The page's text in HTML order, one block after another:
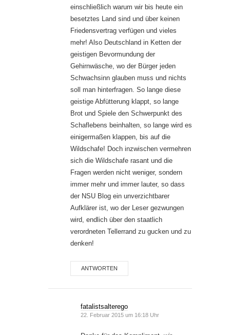
einschließlich warum wir bis heute ein
besetztes Land sind und über keinen
Friedensvertrag verfügen und vieles
mehr! Also Deutschland in Ketten der
geistigen Bevormundung der
Gehirnwäsche, wo der Bürger jeden
Schwachsinn glauben muss und nichts
soll man hinterfragen. So lange diese
geistige Abfütterung klappt, so lange
Brot und Spiele den Schwerpunkt des
Schaflebens beinhalten, so lange wird es
einigermaßen klappen, bis auf die
Wildschafe! Doch inzwischen vermehren
sich die Wildschafe rasant und die
Fragen werden nicht weniger, sondern
immer mehr und immer lauter, so dass
der NSU Blog ein unverzichtbarer
Aufklärer ist, wo der Leser gezwungen
wird, endlich über den staatlich
verordneten Tellerrand zu gucken und zu
denken!
ANTWORTEN
fatalistsalterego
22. Februar 2015 um 16:18 Uhr